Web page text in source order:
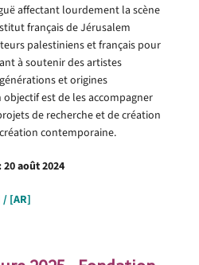
affectant lourdement la scène
français de Jérusalem
palestiniens et français pour
à soutenir des artistes
et origines
est de les accompagner
de recherche et de création
contemporaine.
août 2024
/ [AR]